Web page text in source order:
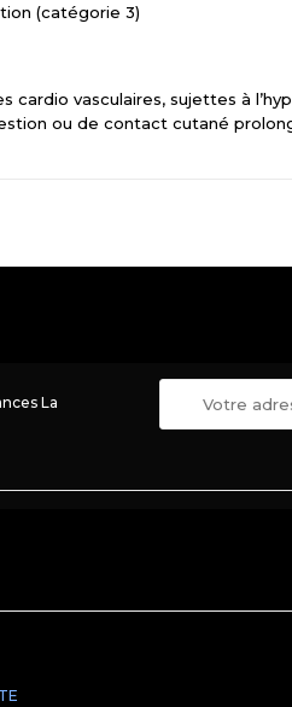
(catégorie 3)
vasculaires, sujettes à
ou de contact cutané
La